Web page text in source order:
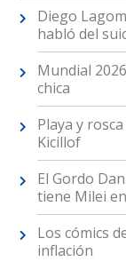
Diego
habló del
Mundial
chica
Playa y
Kicillof
El Gordo
tiene Milei
Los cómics
inflación